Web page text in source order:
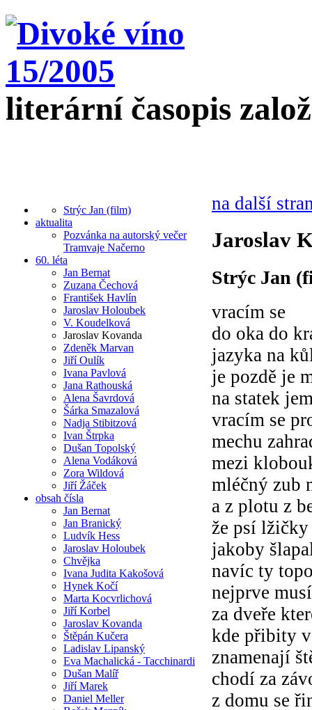
literární časopis
Strýc Jan (film)
aktualita
Pozvánka na autorský večer
Tramvaje Načerno
60. léta
Jan Bernat
Zuzana Čechová
František Havlín
Jaroslav Holoubek
V. Koudelková
Jaroslav Kovanda
Zdeněk Marvan
Jiří Oulík
Ivana Pavlová
Jana Rathouská
Alena Šavrdová
Šárka Smazalová
Nadja Stibitzová
Ivan Štrpka
Dušan Topolský
Alena Vodáková
Zora Wildová
Jiří Žáček
obsah čísla
Jan Bernat
Jan Branický
Ludvík Hess
Jaroslav Holoubek
Chvějka
Ivana Judita Kakošová
Hynek Kočí
Marta Kocvrlichová
Jiří Korbel
Jaroslav Kovanda
Štěpán Kučera
Ladislav Lipanský
Eva Machalická - Tacchinardi
Dušan Malíř
Jiří Marek
Daniel Meller
na další
Jaroslav
Strýc Jan
vracím se
do oka do
jazyka na
je pozdě je
na statek
vracím se
mechu
mezi
mléčný zub
a z plotu z
že psí
jakoby
navíc ty
nejprve
za dveře
kde přibity
znamenají
chodí za
z domu se